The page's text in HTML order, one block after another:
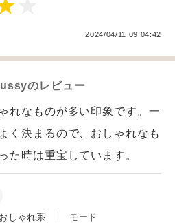
2024/04/11 09:04:42
のレビュー
れなものが多い印象です。一
く決まるので、おしゃれなも
た時は重宝しています。
おしゃれ系 モード